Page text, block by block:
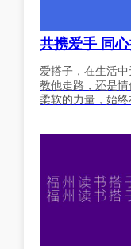
共携爱手 同
爱搭子，在生活
教他走路，还是
柔软的力量，始终